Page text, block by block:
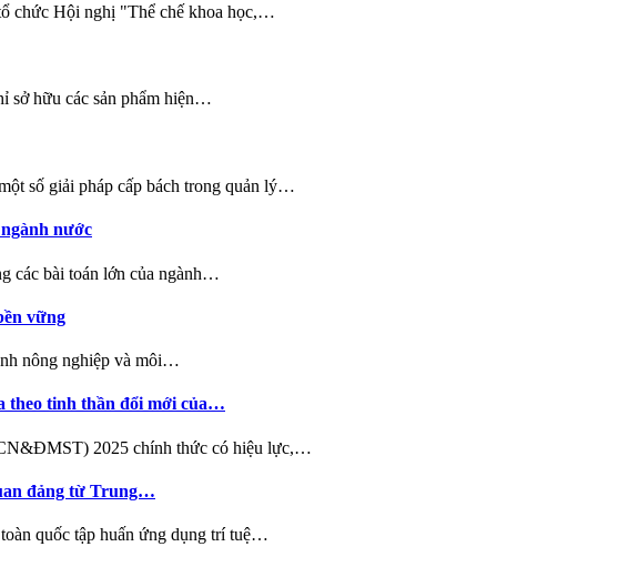
chức Hội nghị "Thể chế khoa học,…
sở hữu các sản phẩm hiện…
số giải pháp cấp bách trong quản lý…
nước
các bài toán lớn của ngành…
vững
nông nghiệp và môi…
theo tinh thần đổi mới của…
2025 chính thức có hiệu lực,…
đảng từ Trung…
quốc tập huấn ứng dụng trí tuệ…